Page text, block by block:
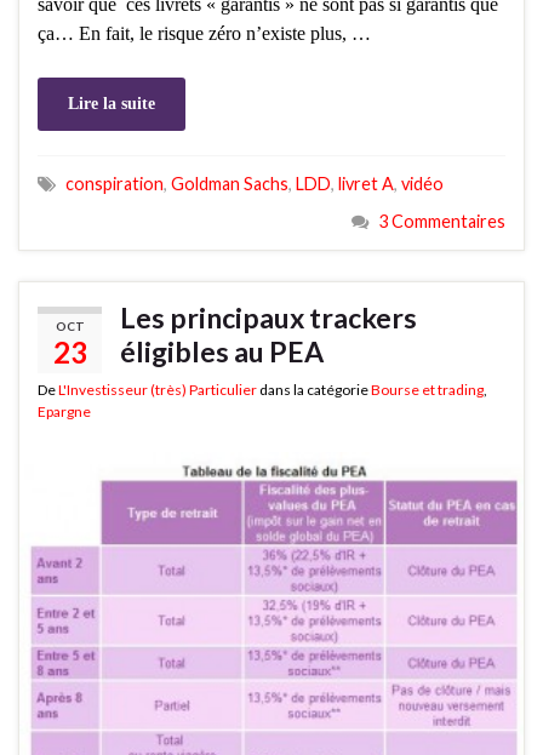
ça… En fait, le risque zéro n’existe plus, …
Lire la suite
conspiration, Goldman Sachs, LDD, livret A, vidéo
3 Commentaires
OCT
23
Les principaux trackers
éligibles au PEA
DeL'Investisseur (très) Particulier dans la catégorieBourse et trading
Epargne